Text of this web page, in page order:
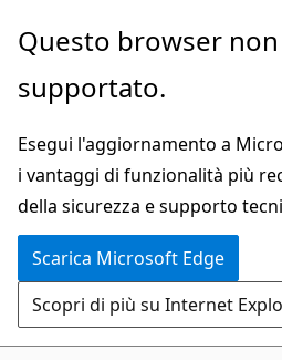
Ignora
passa
contenuto
principale
Questo browser
supportato.
Esegui l'aggiornamento a
i vantaggi di funzionalità più
della sicurezza e supporto
Scarica Microsoft Edge
Scopri di più su Internet